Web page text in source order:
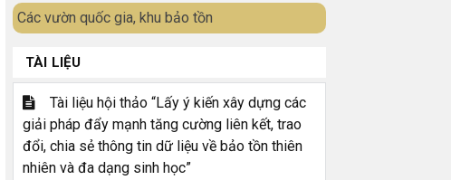
Các vườn quốc gia, khu bảo tồn
TÀI LIỆU
Tài liệu hội thảo “Lấy ý kiến xây dựng các
giải pháp đẩy mạnh tăng cường liên kết, trao
đổi, chia sẻ thông tin dữ liệu về bảo tồn thiên
nhiên và đa dạng sinh học”